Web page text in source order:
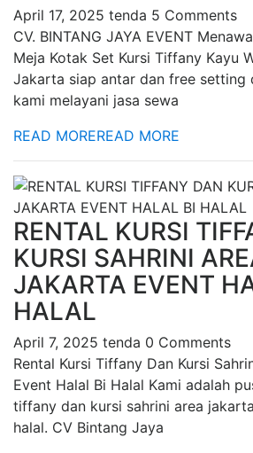
April 17, 2025 tenda 5 Comments
CV. BINTANG JAYA EVENT
Meja Kotak Set Kursi Tiffany Kayu
Jakarta siap antar dan free setting
kami melayani jasa sewa
READ MOREREAD MORE
RENTAL KURSI
KURSI SAHRINI
JAKARTA EVENT
HALAL
April 7, 2025 tenda 0 Comments
Rental Kursi Tiffany Dan Kursi
Event Halal Bi Halal Kami adalah
tiffany dan kursi sahrini area
halal. CV Bintang Jaya